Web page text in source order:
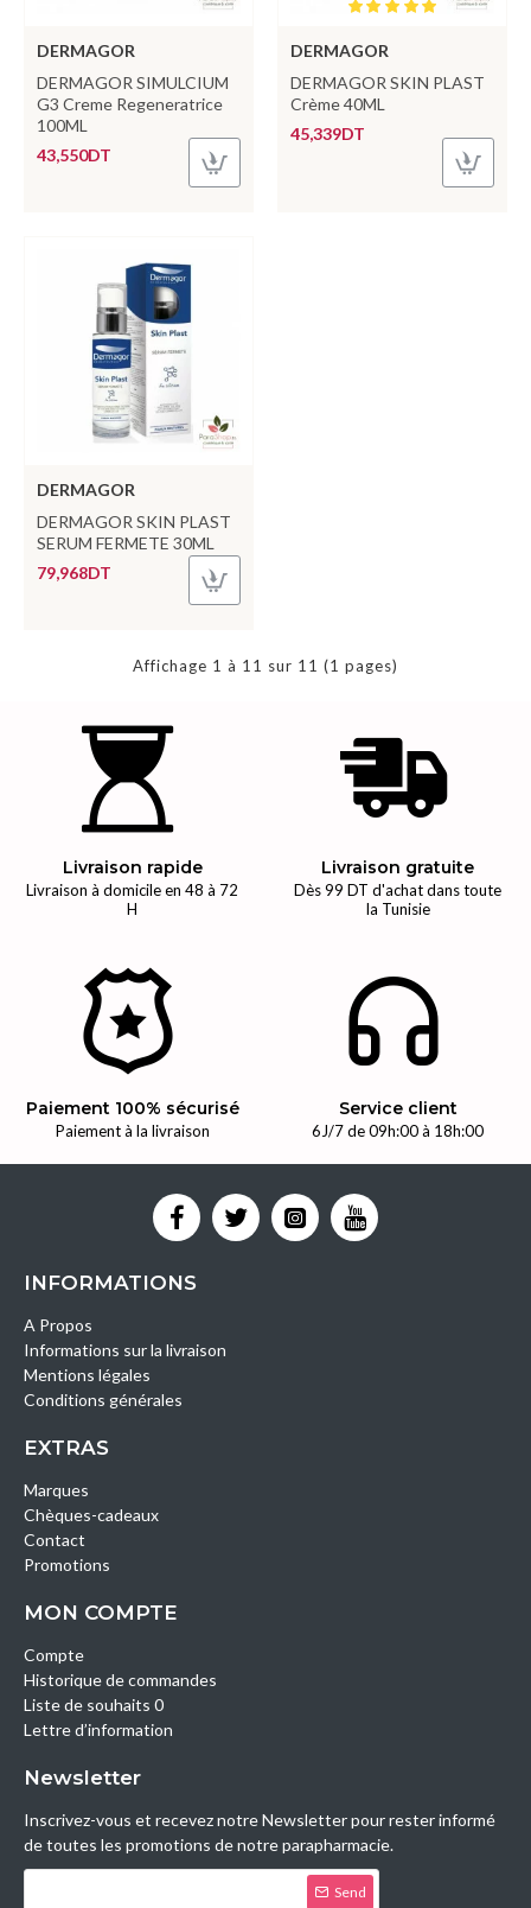
DERMAGOR
DERMAGOR SIMULCIUM
G3 Creme Regeneratrice
100ML
43,550DT
DERMAGOR
DERMAGOR SKIN PLAST
Crème 40ML
45,339DT
DERMAGOR
DERMAGOR SKIN PLAST
SERUM FERMETE 30ML
79,968DT
Affichage 1 à 11 sur 11 (1 pages)
Livraison rapide
Livraison à domicile en 48 à 72
H
Livraison gratuite
Dès 99 DT d'achat dans toute
la Tunisie
Paiement 100% sécurisé
Paiement à la livraison
Service client
6J/7 de 09h:00 à 18h:00
INFORMATIONS
A Propos
Informations sur la livraison
Mentions légales
Conditions générales
EXTRAS
Marques
Chèques-cadeaux
Contact
Promotions
MON COMPTE
Compte
Historique de commandes
Liste de souhaits 0
Lettre d’information
Newsletter
Inscrivez-vous et recevez notre Newsletter pour rester informé
de toutes les promotions de notre parapharmacie.
Send